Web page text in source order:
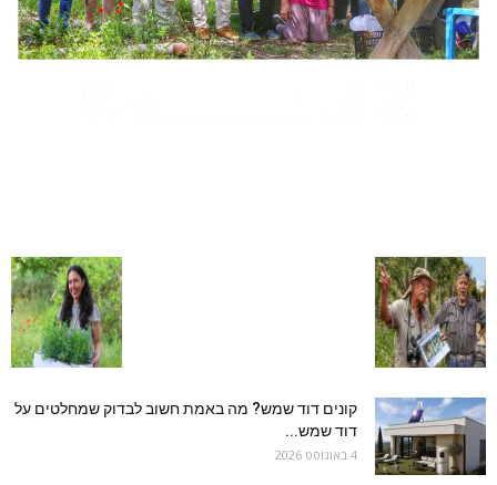
קונים דוד שמש? מה באמת חשוב לבדוק שמחלטים על
דוד שמש...
4 באוגוסט 2026